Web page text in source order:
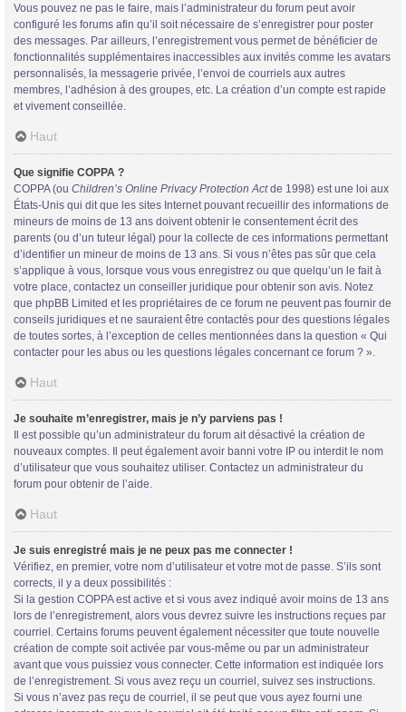
Vous pouvez ne pas le faire, mais l’administrateur du forum peut avoir
configuré les forums afin qu’il soit nécessaire de s’enregistrer pour poster
des messages. Par ailleurs, l’enregistrement vous permet de bénéficier de
fonctionnalités supplémentaires inaccessibles aux invités comme les avatars
personnalisés, la messagerie privée, l’envoi de courriels aux autres
membres, l’adhésion à des groupes, etc. La création d’un compte est rapide
et vivement conseillée.
Haut
Que signifie COPPA ?
COPPA (ou Children’s Online Privacy Protection Actde 1998) est une loi aux
États-Unis qui dit que les sites Internet pouvant recueillir des informations de
mineurs de moins de 13 ans doivent obtenir le consentement écrit des
parents (ou d’un tuteur légal) pour la collecte de ces informations permettant
d’identifier un mineur de moins de 13 ans. Si vous n’êtes pas sûr que cela
s’applique à vous, lorsque vous vous enregistrez ou que quelqu’un le fait à
votre place, contactez un conseiller juridique pour obtenir son avis. Notez
que phpBB Limited et les propriétaires de ce forum ne peuvent pas fournir de
conseils juridiques et ne sauraient être contactés pour des questions légales
de toutes sortes, à l’exception de celles mentionnées dans la question « Qui
contacter pour les abus ou les questions légales concernant ce forum ? ».
Haut
Je souhaite m’enregistrer, mais je n’y parviens pas !
Il est possible qu’un administrateur du forum ait désactivé la création de
nouveaux comptes. Il peut également avoir banni votre IP ou interdit le nom
d’utilisateur que vous souhaitez utiliser. Contactez un administrateur du
forum pour obtenir de l’aide.
Haut
Je suis enregistré mais je ne peux pas me connecter !
Vérifiez, en premier, votre nom d’utilisateur et votre mot de passe. S’ils sont
corrects, il y a deux possibilités :
Si la gestion COPPA est active et si vous avez indiqué avoir moins de 13 ans
lors de l’enregistrement, alors vous devrez suivre les instructions reçues par
courriel. Certains forums peuvent également nécessiter que toute nouvelle
création de compte soit activée par vous-même ou par un administrateur
avant que vous puissiez vous connecter. Cette information est indiquée lors
de l’enregistrement. Si vous avez reçu un courriel, suivez ses instructions.
Si vous n’avez pas reçu de courriel, il se peut que vous ayez fourni une